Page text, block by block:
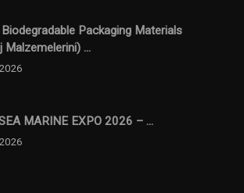
Biodegradable Packaging Materials
Malzemelerini) ...
MARINE EXPO 2026 – ...